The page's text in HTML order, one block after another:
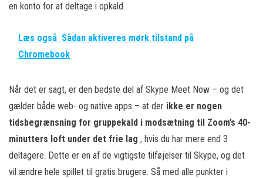
en konto for at deltage i opkald.
Læs også Sådan aktiveres mørk tilstand på
Chromebook
Når det er sagt, er den bedste del af Skype Meet Now – og det
gælder både web- og native apps – at der ikke er nogen
tidsbegrænsning for gruppekald i modsætning til Zoom’s 40-
minutters loft under det frie lag , hvis du har mere end 3
deltagere. Dette er en af ​​de vigtigste tilføjelser til Skype, og det
vil ændre hele spillet til gratis brugere. Så med alle punkter i